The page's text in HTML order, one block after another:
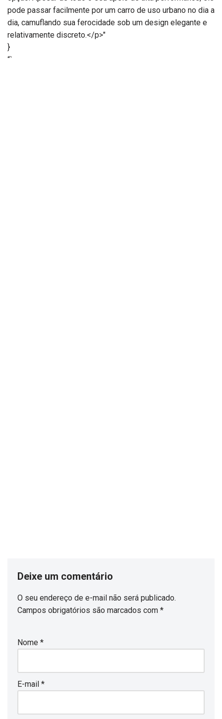
pode passar facilmente por um carro de uso urbano no dia a
dia, camuflando sua ferocidade sob um design elegante e
relativamente discreto.</p>"
}
“`
Deixe um comentário
O seu endereço de e-mail não será publicado.
Campos obrigatórios são marcados com *
Nome *
E-mail *